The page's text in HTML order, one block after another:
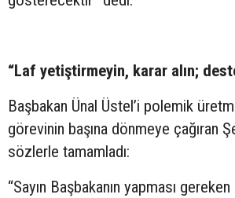
“Laf yetiştirmeyin, karar alın;
Başbakan Ünal Üstel’i polemik
görevinin başına dönmeye çağıran
sözlerle tamamladı:
“Sayın Başbakanın yapması